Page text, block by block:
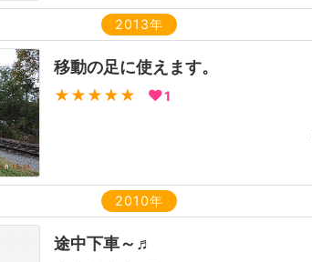
2013年
移動の足に使えます。
★★★★★ 1
2010年
途中下車～♬